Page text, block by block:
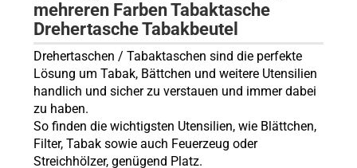
mehreren Farben Tabaktasche
Drehertasche Tabakbeutel
Drehertaschen / Tabaktaschen sind die perfekte
Lösung um Tabak, Bättchen und weitere Utensilien
handlich und sicher zu verstauen und immer dabei
zu haben.
So finden die wichtigsten Utensilien, wie Blättchen,
Filter, Tabak sowie auch Feuerzeug oder
Streichhölzer, genügend Platz.